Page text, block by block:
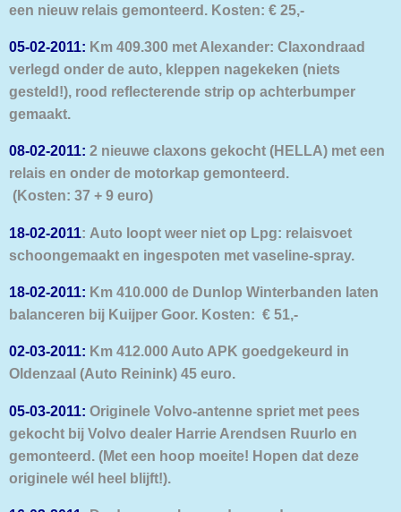
een nieuw relais gemonteerd. Kosten: € 25,-
05-02-2011: Km 409.300 met Alexander: Claxondraad
verlegd onder de auto, kleppen nagekeken (niets
gesteld!), rood reflecterende strip op achterbumper
gemaakt.
08-02-2011: 2 nieuwe claxons gekocht (HELLA) met een
relais en onder de motorkap gemonteerd.
(Kosten: 37 + 9 euro)
18-02-2011: Auto loopt weer niet op Lpg: relaisvoet
schoongemaakt en ingespoten met vaseline-spray.
18-02-2011: Km 410.000 de Dunlop Winterbanden laten
balanceren bij Kuijper Goor. Kosten: € 51,-
02-03-2011: Km 412.000 Auto APK goedgekeurd in
Oldenzaal (Auto Reinink) 45 euro.
05-03-2011: Originele Volvo-antenne spriet met pees
gekocht bij Volvo dealer Harrie Arendsen Ruurlo en
gemonteerd. (Met een hoop moeite! Hopen dat deze
originele wél heel blijft!).